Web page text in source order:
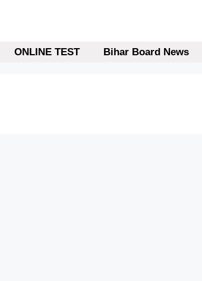
ONLINE TEST Bihar Board News